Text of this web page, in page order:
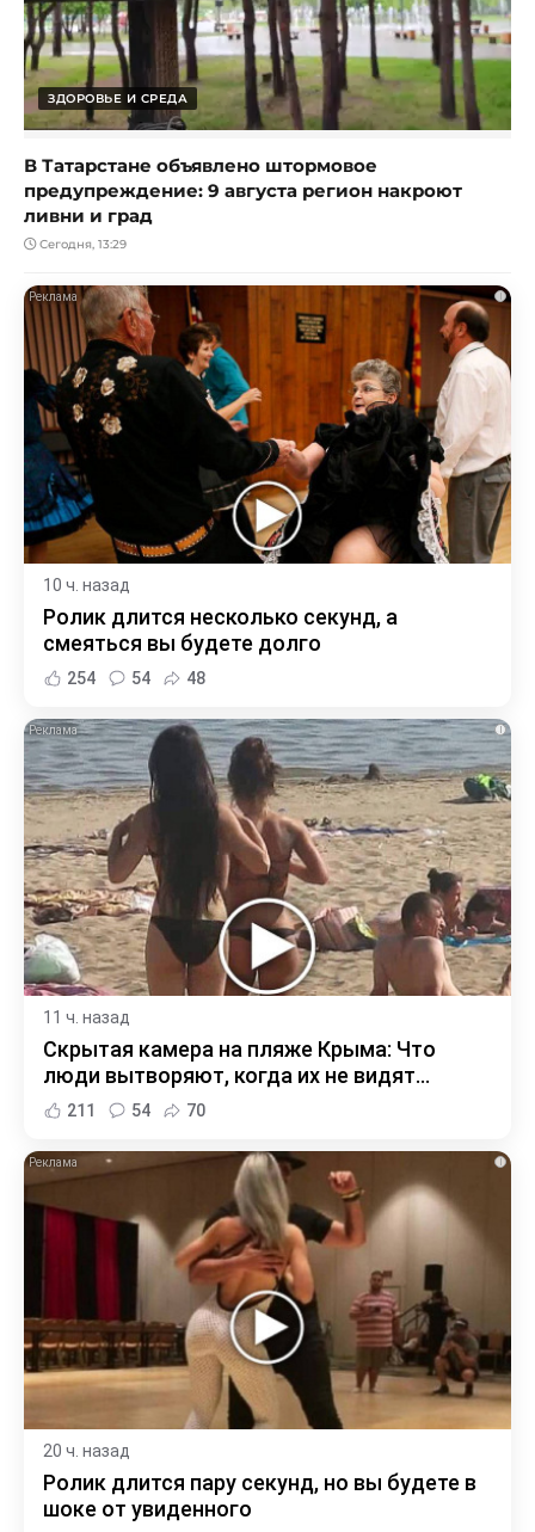
ЗДОРОВЬЕ И СРЕДА
В Татарстане объявлено штормовое
предупреждение: 9 августа регион накроют
ливни и град
Сегодня, 13:29
i
10 ч. назад
Ролик длится несколько секунд, а
смеяться вы будете долго
254 54 48
i
11 ч. назад
Скрытая камера на пляже Крыма: Что
люди вытворяют, когда их не видят...
211 54 70
i
20 ч. назад
Ролик длится пару секунд, но вы будете в
шоке от увиденного